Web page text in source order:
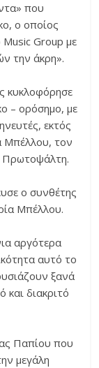
που
ο οποίος
Group με
την άκρη».
κυκλοφόρησε
– ορόσημο, με
εκτός
Μπέλλου, τον
Πρωτοψάλτη.
ο συνθέτης
Μπέλλου.
αργότερα
αυτό το
ξανά
και διακριτό
Παπίου που
μεγάλη